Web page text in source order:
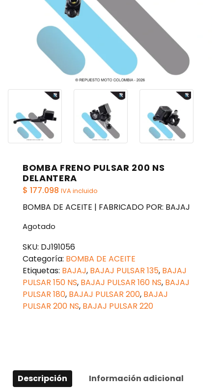
BOMBA FRENO PULSAR 200 NS
DELANTERA
$ 177.098 IVA incluido
BOMBA DE ACEITE | FABRICADO POR: BAJAJ
Agotado
SKU: DJ191056
Categoría: BOMBA DE ACEITE
Etiquetas: BAJAJ, BAJAJ PULSAR 135, BAJAJ
PULSAR 150 NS, BAJAJ PULSAR 160 NS, BAJAJ
PULSAR 180, BAJAJ PULSAR 200, BAJAJ
PULSAR 200 NS, BAJAJ PULSAR 220
Descripción Información adicional